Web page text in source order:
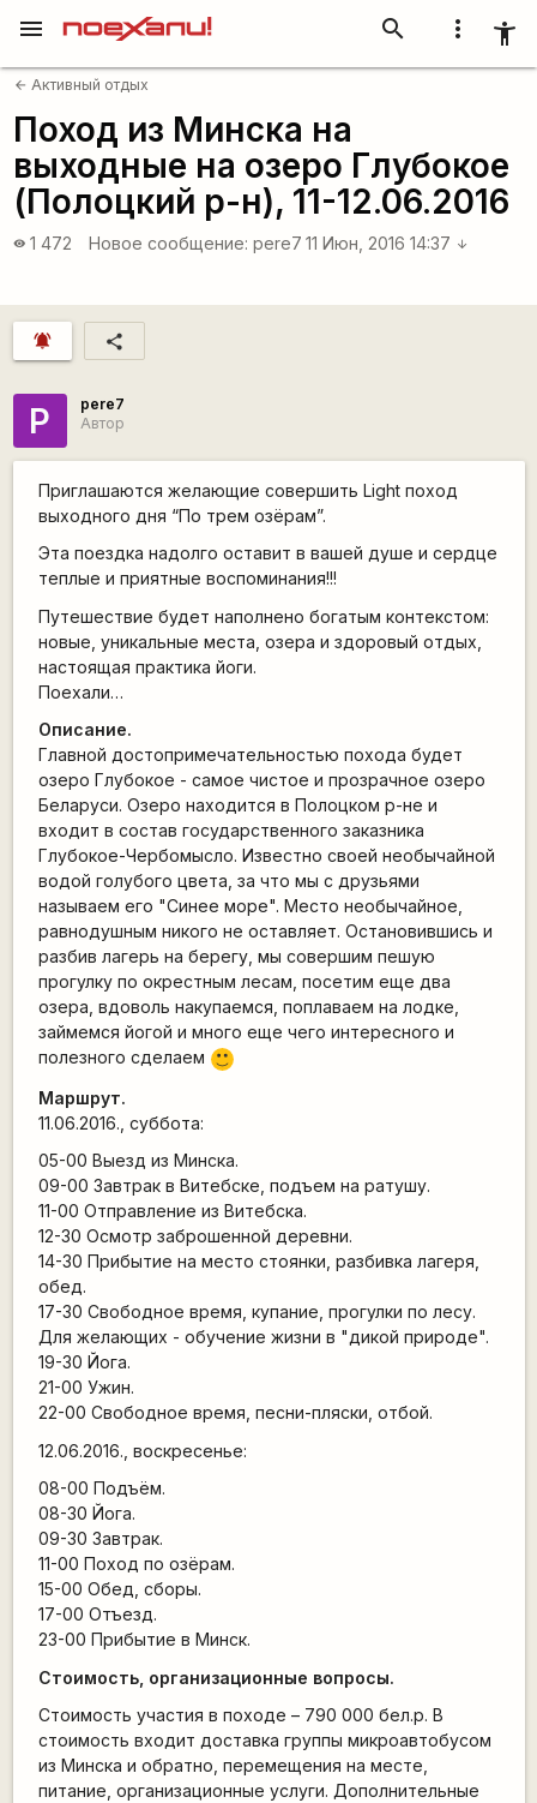
more_vert accessibility_new
search
menu
arrow_back Активный отдых
Поход из Минска на
выходные на озеро Глубокое
(Полоцкий р-н), 11-12.06.2016
visibility 1 472 Новое сообщение: pere7 11 Июн, 2016 14:37 arrow_downward
notifications_active share
P
pere7
Автор
Приглашаются желающие совершить Light поход
выходного дня “По трем озёрам”.
Эта поездка надолго оставит в вашей душе и сердце
теплые и приятные воспоминания!!!
Путешествие будет наполнено богатым контекстом:
новые, уникальные места, озера и здоровый отдых,
настоящая практика йоги.
Поехали…
Описание.
Главной достопримечательностью похода будет
озеро Глубокое - самое чистое и прозрачное озеро
Беларуси. Озеро находится в Полоцком р-не и
входит в состав государственного заказника
Глубокое-Чербомысло. Известно своей необычайной
водой голубого цвета, за что мы с друзьями
называем его "Синее море". Место необычайное,
равнодушным никого не оставляет. Остановившись и
разбив лагерь на берегу, мы совершим пешую
прогулку по окрестным лесам, посетим еще два
озера, вдоволь накупаемся, поплаваем на лодке,
займемся йогой и много еще чего интересного и
полезного сделаем
:)
Маршрут.
11.06.2016., суббота:
05-00 Выезд из Минска.
09-00 Завтрак в Витебске, подъем на ратушу.
11-00 Отправление из Витебска.
12-30 Осмотр заброшенной деревни.
14-30 Прибытие на место стоянки, разбивка лагеря,
обед.
17-30 Свободное время, купание, прогулки по лесу.
Для желающих - обучение жизни в "дикой природе".
19-30 Йога.
21-00 Ужин.
22-00 Свободное время, песни-пляски, отбой.
12.06.2016., воскресенье:
08-00 Подъём.
08-30 Йога.
09-30 Завтрак.
11-00 Поход по озёрам.
15-00 Обед, сборы.
17-00 Отъезд.
23-00 Прибытие в Минск.
Стоимость, организационные вопросы.
Стоимость участия в походе – 790 000 бел.р. В
стоимость входит доставка группы микроавтобусом
из Минска и обратно, перемещения на месте,
питание, организационные услуги. Дополнительные